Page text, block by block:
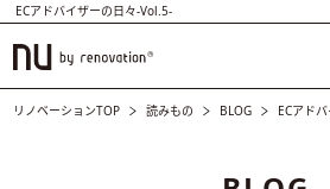
ECアドバイザーの日々-Vol.5-
リノベーションTOP 読みもの BLOG ECアド